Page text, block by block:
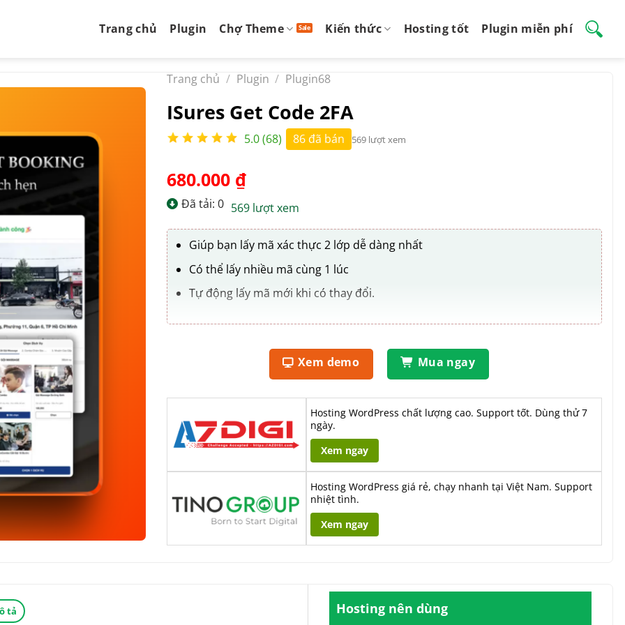
Trang chủ Plugin Chợ Theme Kiến thức Hosting tốt Plugin miễn phí
Trang chủ / Plugin / Plugin68
ISures Get Code 2FA
5.0 (68) 86 đã bán 569 lượt xem
680.000 ₫
Đã tải: 0 569 lượt xem
Giúp bạn lấy mã xác thực 2 lớp dễ dàng nhất
Có thể lấy nhiều mã cùng 1 lúc
Tự động lấy mã mới khi có thay đổi.
Xem demo Mua ngay
Hosting WordPress chất lượng cao. Support tốt. Dùng thử 7
ngày.
Xem ngay
Hosting WordPress giá rẻ, chạy nhanh tại Việt Nam. Support
nhiệt tình.
Xem ngay
tả Hosting nên dùng